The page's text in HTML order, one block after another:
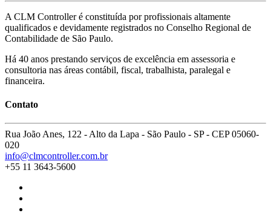
A CLM Controller é constituída por profissionais altamente
qualificados e devidamente registrados no Conselho Regional de
Contabilidade de São Paulo.
Há 40 anos prestando serviços de excelência em assessoria e
consultoria nas áreas contábil, fiscal, trabalhista, paralegal e
financeira.
Contato
Rua João Anes, 122 - Alto da Lapa - São Paulo - SP - CEP 05060-
020
info@clmcontroller.com.br
+55 11 3643-5600